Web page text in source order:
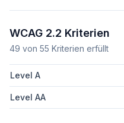
WCAG 2.2 Kriterien
49 von 55 Kriterien erfüllt
Level A
Level AA